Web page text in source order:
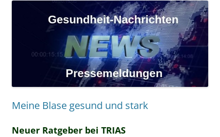
Meine Blase gesund und stark
Neuer Ratgeber bei TRIAS